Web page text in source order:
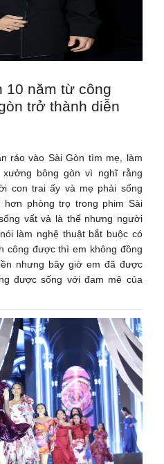
10 năm từ công
trở thành diễn
ráo vào Sài Gòn tìm mẹ, làm
bông gòn vì nghĩ rằng
con trai ấy và mẹ phải sống
phòng trọ trong phim Sài
vất vả là thế nhưng người
làm nghệ thuật bắt buộc có
công được thì em không đồng
nhưng bây giờ em đã được
được sống với đam mê của